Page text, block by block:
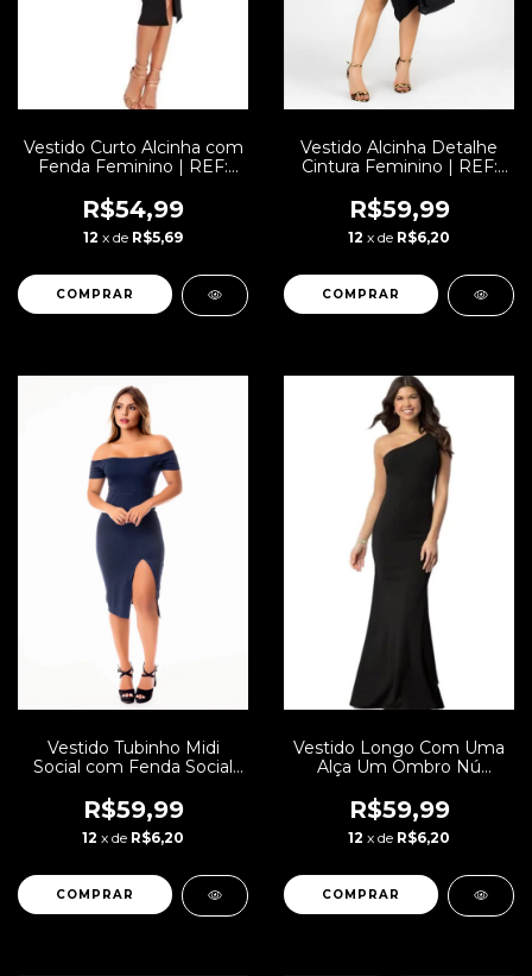
Vestido Curto Alcinha com
Fenda Feminino | REF:
R$54,99
12 x de R$5,69
COMPRAR
Vestido Alcinha Detalhe
Cintura Feminino | REF:
R$59,99
12 x de R$6,20
COMPRAR
Vestido Tubinho Midi
Social com Fenda Social
Ombro | REF: STY41
R$59,99
12 x de R$6,20
COMPRAR
Vestido Longo Com Uma
Alça Um Ombro Nú
R$59,99
12 x de R$6,20
COMPRAR